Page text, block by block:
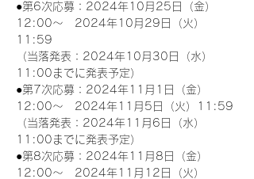
●第6次応募：2024年10月25日（金）
12:00～　2024年10月29日（火）
11:59
（当落発表：2024年10月30日（水）
11:00までに発表予定）
●第7次応募：2024年11月1日（金）
12:00～　2024年11月5日（火）11:59
（当落発表：2024年11月6日（水）
11:00までに発表予定）
●第8次応募：2024年11月8日（金）
12:00～　2024年11月12日（火）